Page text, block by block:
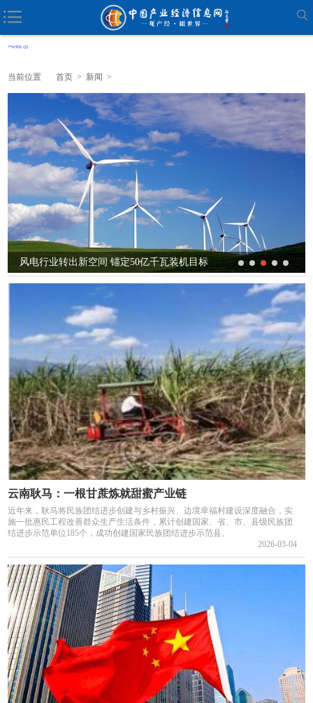
当前位置 首页 > 新闻 >
透视中国经济“三季报”释放的重要信号
云南耿马：一根甘蔗炼就甜蜜产业链
近年来，耿马将民族团结进步创建与乡村振兴、边境幸福村建设深度融合，实
施一批惠民工程改善群众生产生活条件，累计创建国家、省、市、县级民族团
结进步示范单位185个，成功创建国家民族团结进步示范县。
2026-03-04